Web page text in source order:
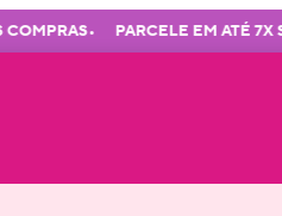
• PARCELE EM ATÉ 7X SEM